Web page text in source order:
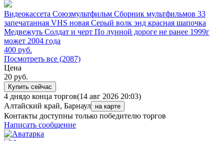
Видеокассета Союзмультфильм Сборник мультфильмов 33
запечатанная VHS новая Серый волк энд красная шапочка
Медвежуть Солдат и черт По лунной дороге не ранее 1999г
может 2004 года
400 руб.
Посмотреть все (2087)
Цена
20 руб.
Купить сейчас
4 днядо конца торгов(14 авг 2026 20:03)
Алтайский край, Барнаул на карте
Контакты доступны только победителю торгов
Написать сообщение